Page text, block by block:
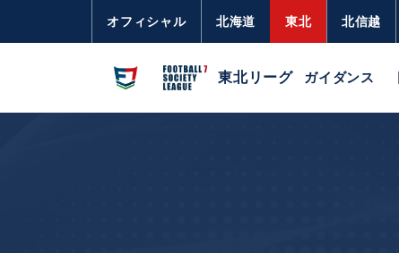
オフィシャル 北海道 東北 北信越
東北リーグ ガイダンス